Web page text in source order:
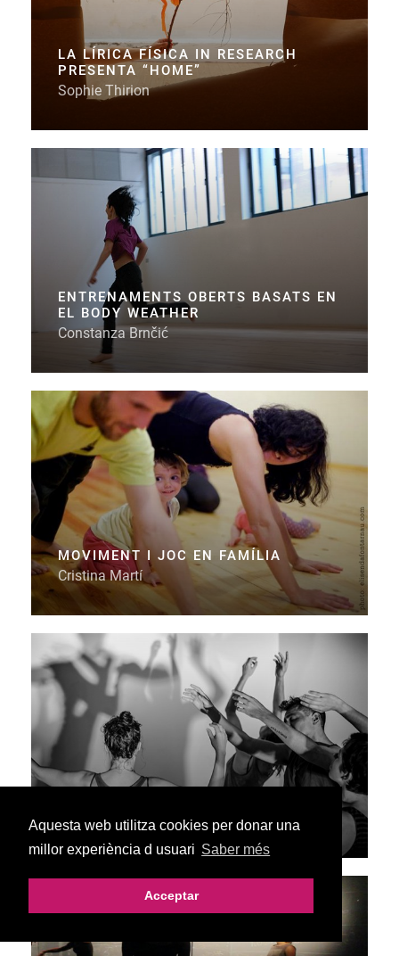
Aquesta web utilitza cookies per donar una
millor experiència d usuari Saber més
Acceptar
LA LÍRICA FÍSICA IN RESEARCH
PRESENTA “HOME”
Sophie Thirion
ENTRENAMENTS OBERTS BASATS EN
EL BODY WEATHER
Constanza Brnčić
MOVIMENT I JOC EN FAMÍLIA
Cristina Martí
Sophie Thirion